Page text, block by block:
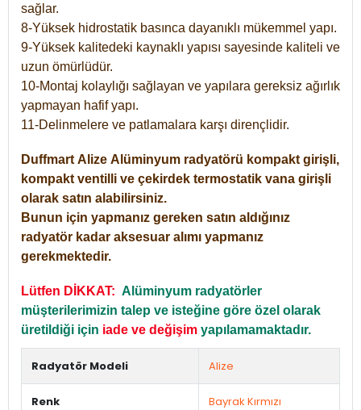
sağlar.
8-Yüksek hidrostatik basınca dayanıklı mükemmel yapı.
9-Yüksek kalitedeki kaynaklı yapısı sayesinde kaliteli ve
uzun ömürlüdür.
10-Montaj kolaylığı sağlayan ve yapılara gereksiz ağırlık
yapmayan hafif yapı.
11-Delinmelere ve patlamalara karşı dirençlidir.
Duffmart Alize Alüminyum radyatörü kompakt girişli,
kompakt ventilli ve çekirdek termostatik vana girişli
olarak satın alabilirsiniz.
Bunun için yapmanız gereken satın aldığınız
radyatör kadar aksesuar alımı yapmanız
gerekmektedir.
Lütfen DİKKAT: Alüminyum radyatörler
müşterilerimizin talep ve isteğine göre özel olarak
üretildiği için iade ve değişim yapılamamaktadır.
Radyatör Modeli Alize
Renk Bayrak Kırmızı